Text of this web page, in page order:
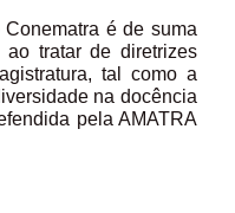
Conematra é de suma
ao tratar de diretrizes
tal como a
na docência
pela AMATRA